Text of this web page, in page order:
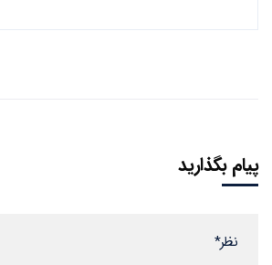
پیام بگذارید